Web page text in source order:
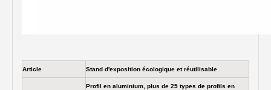
Article Stand d'exposition écologique et réutilisable
Profil en aluminium, plus de 25 types de profils en